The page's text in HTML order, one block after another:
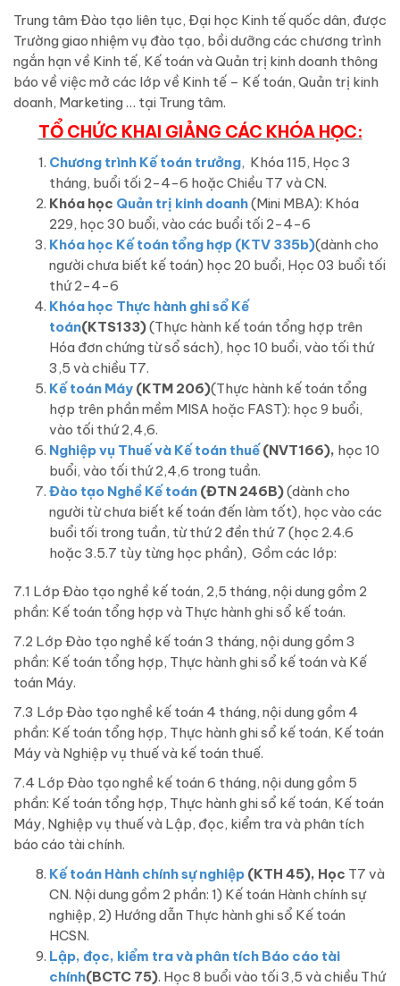
Trung tâm Đào tạo liên tục, Đại học Kinh tế quốc dân, được
Trường giao nhiệm vụ đào tạo, bồi dưỡng các chương trình
ngắn hạn về Kinh tế, Kế toán và Quản trị kinh doanh thông
báo về việc mở các lớp về Kinh tế – Kế toán, Quản trị kinh
doanh, Marketing … tại Trung tâm.
TỔ CHỨC KHAI GIẢNG CÁC KHÓA HỌC:
Chương trình Kế toán trưởng, Khóa 115, Học 3
tháng, buổi tối 2-4-6 hoặc Chiều T7 và CN.
Khóa học Quản trị kinh doanh(Mini MBA): Khóa
229, học 30 buổi, vào các buổi tối 2-4-6
Khóa học Kế toán tổng hợp (KTV 335b)(dành cho
người chưa biết kế toán) học 20 buổi, Học 03 buổi tối
thứ 2-4-6
Khóa học Thực hành ghi sổ Kế
toán(KTS133)(Thực hành kế toán tổng hợp trên
Hóa đơn chứng từ sổ sách), học 10 buổi, vào tối thứ
3,5 và chiều T7.
Kế toán Máy (KTM 206)(Thực hành kế toán tổng
hợp trên phần mềm MISA hoặc FAST): học 9 buổi,
vào tối thứ 2,4,6.
Nghiệp vụ Thuế và Kế toán thuế (NVT166), học 10
buổi, vào tối thứ 2,4,6 trong tuần.
Đào tạo Nghề Kế toán (ĐTN 246B)(dành cho
người từ chưa biết kế toán đến làm tốt), học vào các
buổi tối trong tuần, từ thứ 2 đền thứ 7 (học 2.4.6
hoặc 3.5.7 tùy từng học phần), Gồm các lớp:
7.1 Lớp Đào tạo nghề kế toán, 2,5 tháng, nội dung gồm 2
phần: Kế toán tổng hợp và Thực hành ghi sổ kế toán.
7.2 Lớp Đào tạo nghề kế toán 3 tháng, nội dung gồm 3
phần: Kế toán tổng hợp, Thực hành ghi sổ kế toán và Kế
toán Máy.
7.3 Lớp Đào tạo nghề kế toán 4 tháng, nội dung gồm 4
phần: Kế toán tổng hợp, Thực hành ghi sổ kế toán, Kế toán
Máy và Nghiệp vụ thuế và kế toán thuế.
7.4 Lớp Đào tạo nghề kế toán 6 tháng, nội dung gồm 5
phần: Kế toán tổng hợp, Thực hành ghi sổ kế toán, Kế toán
Máy, Nghiệp vụ thuế và Lập, đọc, kiểm tra và phân tích
báo cáo tài chính.
Kế toán Hành chính sự nghiệp (KTH 45), Học T7 và
CN. Nội dung gồm 2 phần: 1) Kế toán Hành chính sự
nghiệp, 2) Hướng dẫn Thực hành ghi sổ Kế toán
HCSN.
Lập, đọc, kiểm tra và phân tích Báo cáo tài
chính(BCTC 75). Học 8 buổi vào tối 3,5 và chiều Thứ